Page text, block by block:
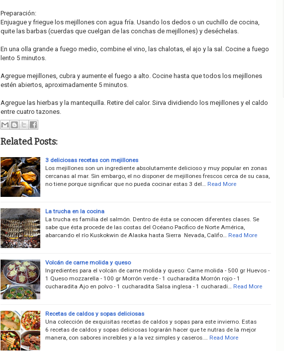
Preparación:
Enjuague y friegue los mejillones con agua fría. Usando los dedos o un cuchillo de cocina,
quite las barbas (cuerdas que cuelgan de las conchas de mejillones) y deséchelas.
En una olla grande a fuego medio, combine el vino, las chalotas, el ajo y la sal. Cocine a fuego
lento 5 minutos.
Agregue mejillones, cubra y aumente el fuego a alto. Cocine hasta que todos los mejillones
estén abiertos, aproximadamente 5 minutos.
Agregue las hierbas y la mantequilla. Retire del calor. Sirva dividiendo los mejillones y el caldo
entre cuatro tazones.
Related Posts:
3 deliciosas recetas con mejillones
Los mejillones son un ingrediente absolutamente delicioso y muy popular en zonas
cercanas al mar. Sin embargo, el no disponer de mejillones frescos cerca de su casa,
no tiene porque significar que no pueda cocinar estas 3 del…
Read More
La trucha en la cocina
La trucha es familia del salmón. Dentro de ésta se conocen diferentes clases. Se
sabe que ésta procede de las costas del Océano Pacifico de Norte América,
abarcando el río Kuskokwin de Alaska hasta Sierra Nevada, Califo…
Read More
Volcán de carne molida y queso
Ingredientes para el volcán de carne molida y queso: Carne molida - 500 gr Huevos -
1 Queso mozzarella - 100 gr Morrón verde - 1 cucharadita Morrón rojo - 1
cucharadita Ajo en polvo - 1 cucharadita Salsa inglesa - 1 cucharadi…
Read More
Recetas de caldos y sopas deliciosas
Una colección de exquisitas recetas de caldos y sopas para este invierno. Estas
6 recetas de caldos y sopas deliciosas lograrán hacer que te nutras de la mejor
manera, con sabores increíbles y a la vez simples y caseros.…
Read More